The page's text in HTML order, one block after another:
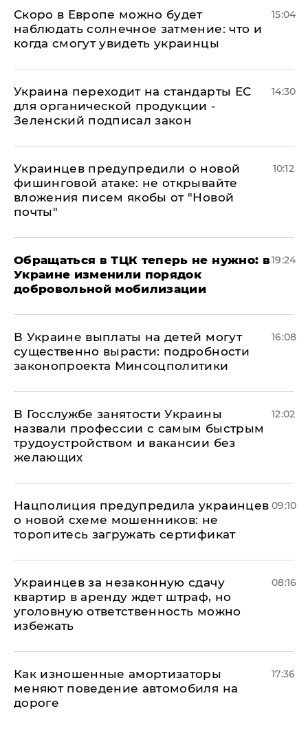
Скоро в Европе можно будет
наблюдать солнечное затмение: что и
когда смогут увидеть украинцы
15:04
Украина переходит на стандарты ЕС
для органической продукции -
Зеленский подписал закон
14:30
Украинцев предупредили о новой
фишинговой атаке: не открывайте
вложения писем якобы от "Новой
почты"
10:12
Обращаться в ТЦК теперь не нужно: в
Украине изменили порядок
добровольной мобилизации
19:24
В Украине выплаты на детей могут
существенно вырасти: подробности
законопроекта Минсоцполитики
16:08
В Госслужбе занятости Украины
назвали профессии с самым быстрым
трудоустройством и вакансии без
желающих
12:02
Нацполиция предупредила украинцев
о новой схеме мошенников: не
торопитесь загружать сертификат
09:10
Украинцев за незаконную сдачу
квартир в аренду ждет штраф, но
уголовную ответственность можно
избежать
08:16
Как изношенные амортизаторы
меняют поведение автомобиля на
дороге
17:36